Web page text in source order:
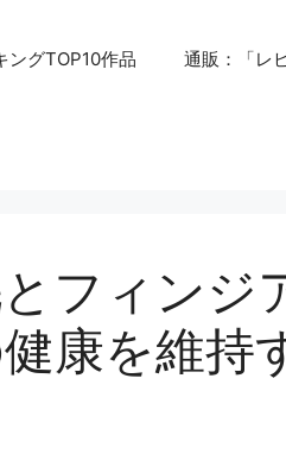
ングTOP10作品 通販：「レ
フィンジ
康を維持